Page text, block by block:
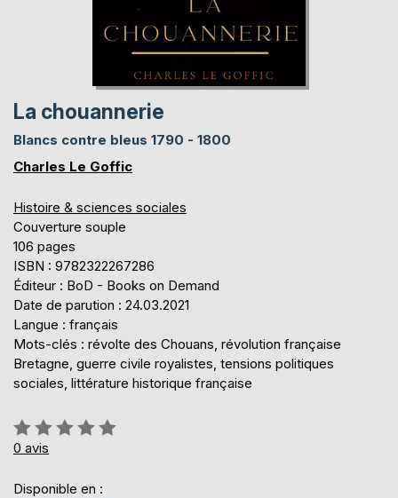
La chouannerie
Blancs contre bleus 1790 - 1800
Charles Le Goffic
Histoire & sciences sociales
Couverture souple
106 pages
ISBN : 9782322267286
Éditeur : BoD - Books on Demand
Date de parution : 24.03.2021
Langue : français
Mots-clés : révolte des Chouans, révolution française
Bretagne, guerre civile royalistes, tensions politiques
sociales, littérature historique française
Évaluation:
0%
0 avis
Disponible en :